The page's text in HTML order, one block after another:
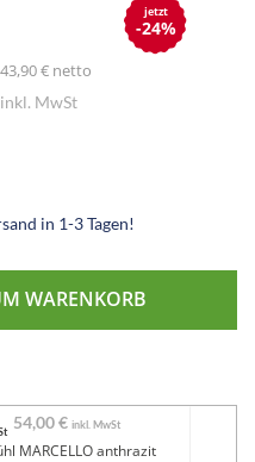
jetzt
-24%
€ netto
inkl. MwSt
in 1-3 Tagen!
WARENKORB
54,00 € inkl. MwSt
MARCELLO anthrazit